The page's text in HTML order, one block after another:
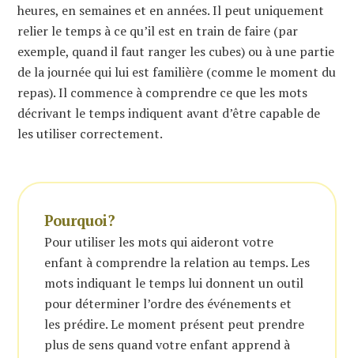
heures, en semaines et en années. Il peut uniquement
relier le temps à ce qu’il est en train de faire (par
exemple, quand il faut ranger les cubes) ou à une partie
de la journée qui lui est familière (comme le moment du
repas). Il commence à comprendre ce que les mots
décrivant le temps indiquent avant d’être capable de
les utiliser correctement.
Pourquoi?
Pour utiliser les mots qui aideront votre
enfant à comprendre la relation au temps. Les
mots indiquant le temps lui donnent un outil
pour déterminer l’ordre des événements et
les prédire. Le moment présent peut prendre
plus de sens quand votre enfant apprend à